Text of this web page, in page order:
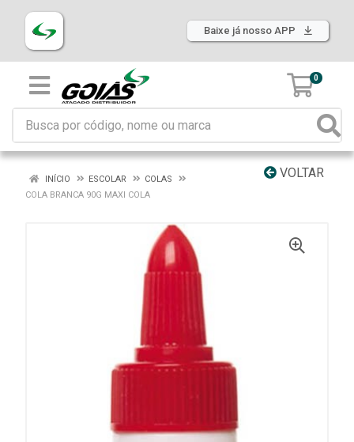
Baixe já nosso APP
0
VOLTAR
INÍCIO ESCOLAR
COLAS
COLA BRANCA 90G MAXI COLA